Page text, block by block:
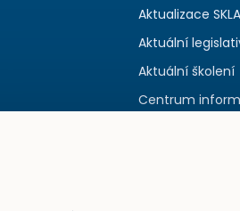
Aktualizace
Aktuální
Aktuální školení
Centrum